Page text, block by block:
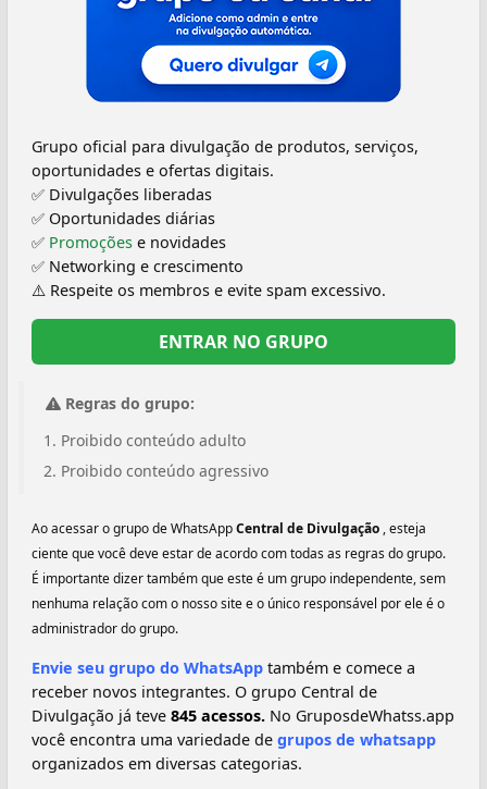
Grupo oficial para divulgação de produtos, serviços,
oportunidades e ofertas digitais.
✅ Divulgações liberadas
✅ Oportunidades diárias
✅ Promoções e novidades
✅ Networking e crescimento
⚠️ Respeite os membros e evite spam excessivo.
ENTRAR NO GRUPO
Regras do grupo:
Proibido conteúdo adulto
Proibido conteúdo agressivo
Ao acessar o grupo de WhatsAppCentral de Divulgação , esteja
ciente que você deve estar de acordo com todas as regras do grupo.
É importante dizer também que este é um grupo independente, sem
nenhuma relação com o nosso site e o único responsável por ele é o
administrador do grupo.
Envie seu grupo do WhatsApp também e comece a
receber novos integrantes. O grupo Central de
Divulgação já teve 845 acessos. No GruposdeWhatss.app
você encontra uma variedade de grupos de whatsapp
organizados em diversas categorias.